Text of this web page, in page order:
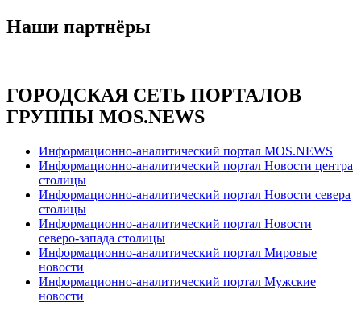
Наши партнёры
ГОРОДСКАЯ СЕТЬ ПОРТАЛОВ
ГРУППЫ MOS.NEWS
Информационно-аналитический портал MOS.NEWS
Информационно-аналитический портал Новости центра
столицы
Информационно-аналитический портал Новости севера
столицы
Информационно-аналитический портал Новости
северо-запада столицы
Информационно-аналитический портал Мировые
новости
Информационно-аналитический портал Мужские
новости